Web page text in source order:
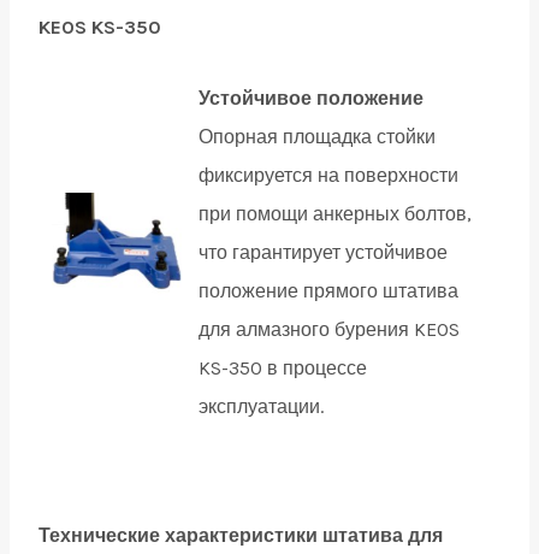
KEOS KS-350
Устойчивое положение
Опорная площадка стойки
фиксируется на поверхности
при помощи анкерных болтов,
что гарантирует устойчивое
положение прямого штатива
для алмазного бурения KEOS
KS-350 в процессе
эксплуатации.
Технические характеристики штатива для